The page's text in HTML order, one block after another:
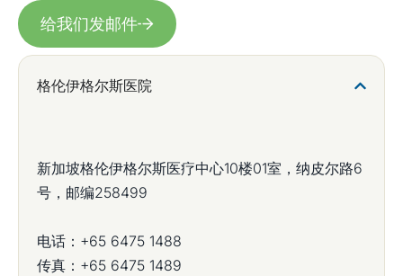
给我们发邮件
格伦伊格尔斯医院
新加坡格伦伊格尔斯医疗中心10楼01室，纳皮尔路6
号，邮编258499
电话： +65 6475 1488
传真：+65 6475 1489